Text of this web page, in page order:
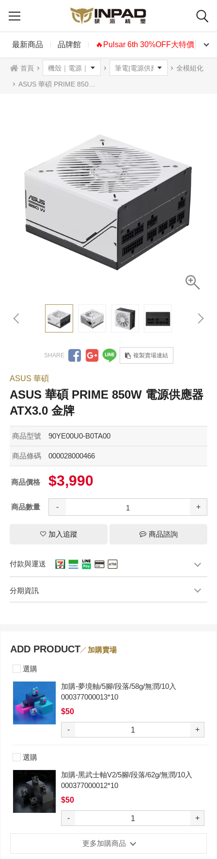
最新商品 品牌館 🔥Pulsar 6th 30%OFF大特價🔥
首頁 全模組化
ASUS 華碩 PRIME 850W 電源供應器 ATX3.0 金牌
複製賣場連結
ASUS 華碩
ASUS 華碩 PRIME 850W 電源供應器
ATX3.0 金牌
商品型號 90YE00U0-B0TA00
商品條碼 000028000466
商品價格 $3,990
商品數量 - +
加入追蹤 商品諮詢
付款與運送
分期資訊
ADD PRODUCT 加購賣場
選購
加購-夢境軸/5腳/段落/58g/無潤/10入
000377000013*10
$50
- +
選購
加購-黑武士軸V2/5腳/段落/62g/無潤/10入
000377000012*10
$50
- +
更多加購商品